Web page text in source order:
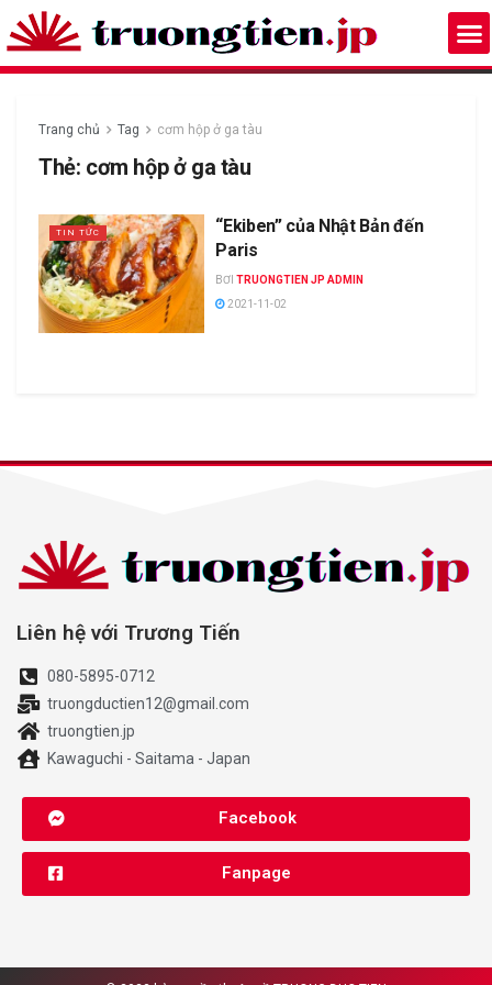
Trang chủ Tag cơm hộp ở ga tàu
Thẻ: cơm hộp ở ga tàu
TIN TỨC
“Ekiben” của Nhật Bản đến
Paris
BƠI TRUONGTIEN JP ADMIN
2021-11-02
Liên hệ với Trương Tiến
080-5895-0712
truongductien12@gmail.com
truongtien.jp
Kawaguchi - Saitama - Japan
Facebook
Fanpage